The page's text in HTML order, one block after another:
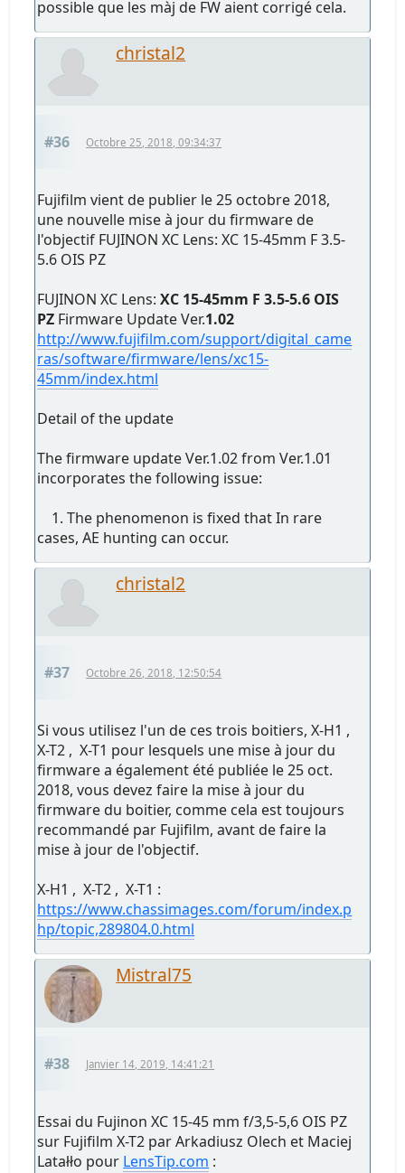
possible que les màj de FW aient corrigé cela.
christal2
#36 Octobre 25, 2018, 09:34:37
Fujifilm vient de publier le 25 octobre 2018,
une nouvelle mise à jour du firmware de
l'objectif FUJINON XC Lens: XC 15-45mm F 3.5-
5.6 OIS PZ
FUJINON XC Lens:XC 15-45mm F 3.5-5.6 OIS
PZ Firmware Update Ver.1.02
http://www.fujifilm.com/support/digital_came
ras/software/firmware/lens/xc15-
45mm/index.html
Detail of the update
The firmware update Ver.1.02 from Ver.1.01
incorporates the following issue:
1. The phenomenon is fixed that In rare
cases, AE hunting can occur.
christal2
#37 Octobre 26, 2018, 12:50:54
Si vous utilisez l'un de ces trois boitiers, X-H1 ,
X-T2 , X-T1 pour lesquels une mise à jour du
firmware a également été publiée le 25 oct.
2018, vous devez faire la mise à jour du
firmware du boitier, comme cela est toujours
recommandé par Fujifilm, avant de faire la
mise à jour de l'objectif.
X-H1 , X-T2 , X-T1 :
https://www.chassimages.com/forum/index.p
hp/topic,289804.0.html
Mistral75
#38 Janvier 14, 2019, 14:41:21
Essai du Fujinon XC 15-45 mm f/3,5-5,6 OIS PZ
sur Fujifilm X-T2 par Arkadiusz Olech et Maciej
Latałło pour LensTip.com :